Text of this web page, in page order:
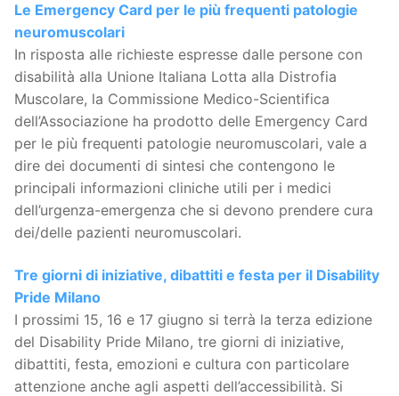
Le Emergency Card per le più frequenti patologie
neuromuscolari
In risposta alle richieste espresse dalle persone con
disabilità alla Unione Italiana Lotta alla Distrofia
Muscolare, la Commissione Medico-Scientifica
dell’Associazione ha prodotto delle Emergency Card
per le più frequenti patologie neuromuscolari, vale a
dire dei documenti di sintesi che contengono le
principali informazioni cliniche utili per i medici
dell’urgenza-emergenza che si devono prendere cura
dei/delle pazienti neuromuscolari.
Tre giorni di iniziative, dibattiti e festa per il Disability
Pride Milano
I prossimi 15, 16 e 17 giugno si terrà la terza edizione
del Disability Pride Milano, tre giorni di iniziative,
dibattiti, festa, emozioni e cultura con particolare
attenzione anche agli aspetti dell’accessibilità. Si